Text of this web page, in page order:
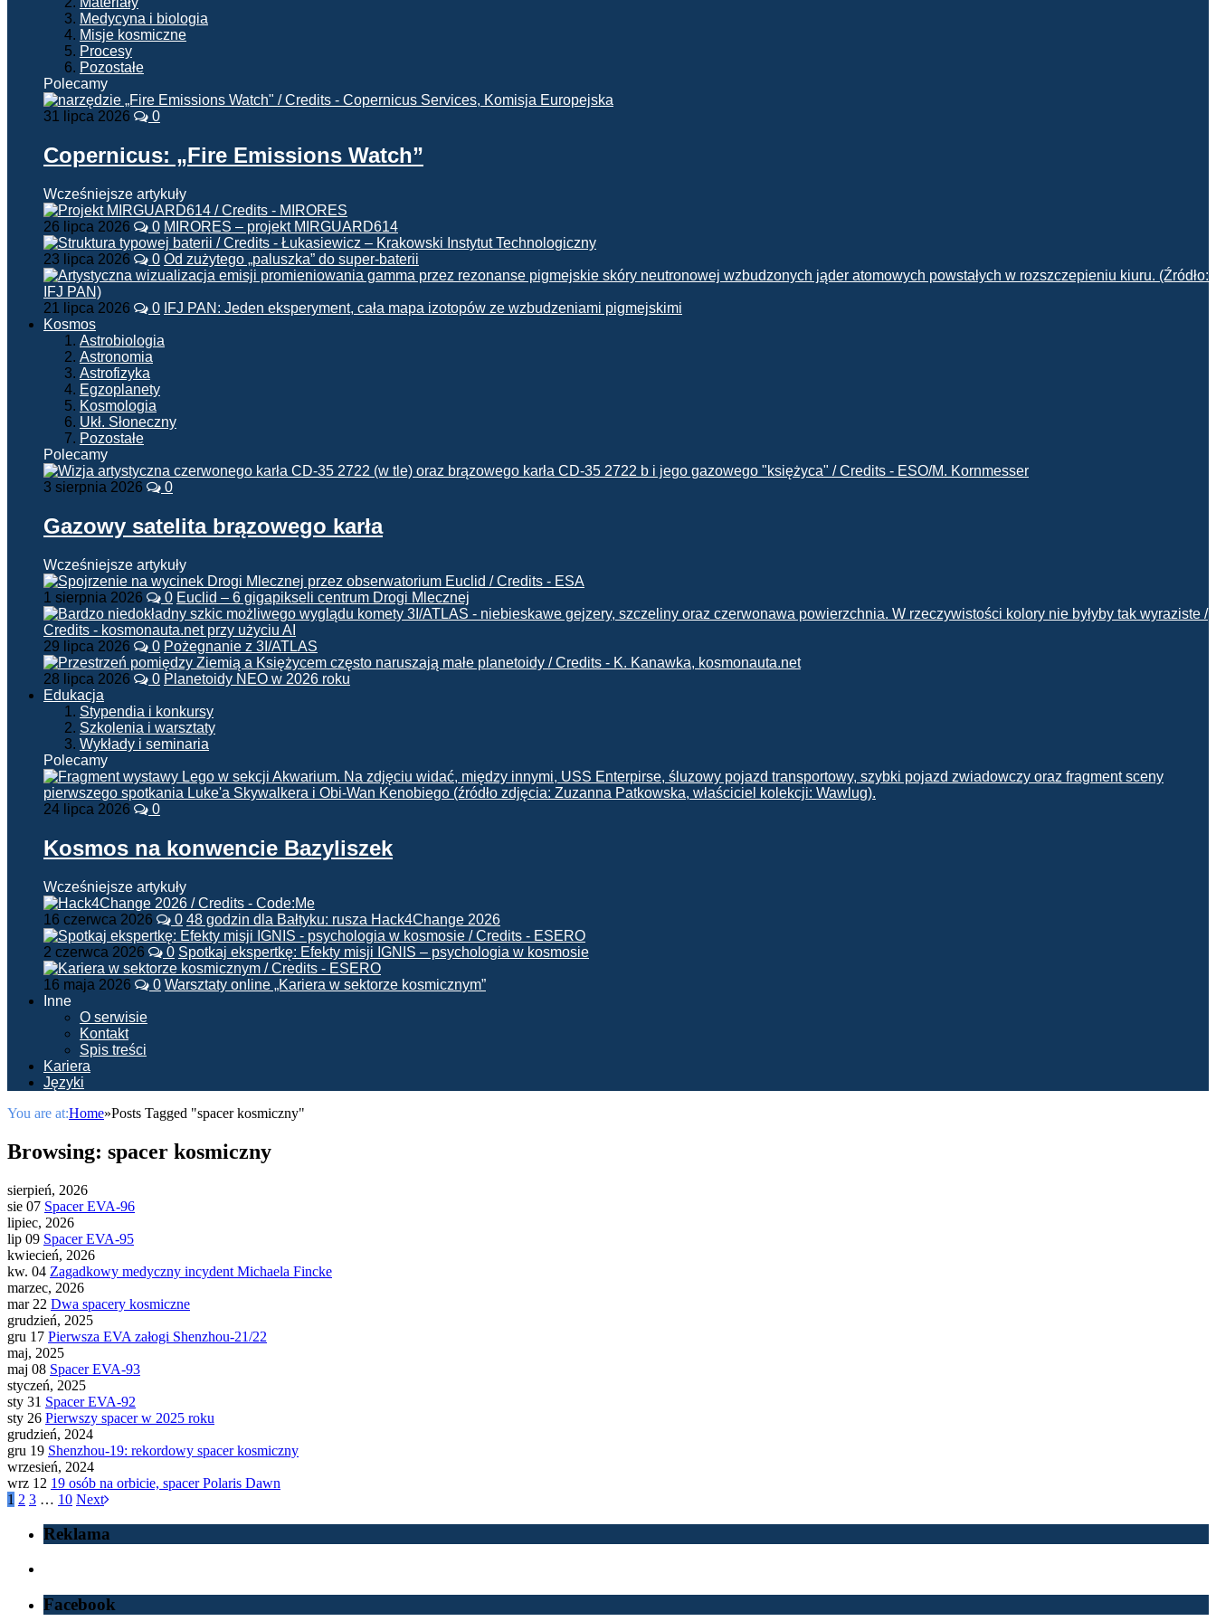
Medycyna i biologia
Misje kosmiczne
Procesy
Pozostałe
Polecamy
31 lipca 2026 0
Copernicus: „Fire Emissions Watch”
Wcześniejsze artykuły
26 lipca 2026 0 MIRORES – projekt MIRGUARD614
23 lipca 2026 0 Od zużytego „paluszka” do super-baterii
21 lipca 2026 0 IFJ PAN: Jeden eksperyment, cała mapa izotopów ze wzbudzeniami pigmejskimi
Kosmos
Astrobiologia
Astronomia
Astrofizyka
Egzoplanety
Kosmologia
Ukł. Słoneczny
Pozostałe
Polecamy
3 sierpnia 2026 0
Gazowy satelita brązowego karła
Wcześniejsze artykuły
1 sierpnia 2026 0 Euclid – 6 gigapikseli centrum Drogi Mlecznej
29 lipca 2026 0 Pożegnanie z 3I/ATLAS
28 lipca 2026 0 Planetoidy NEO w 2026 roku
Edukacja
Stypendia i konkursy
Szkolenia i warsztaty
Wykłady i seminaria
Polecamy
24 lipca 2026 0
Kosmos na konwencie Bazyliszek
Wcześniejsze artykuły
16 czerwca 2026 0 48 godzin dla Bałtyku: rusza Hack4Change 2026
2 czerwca 2026 0 Spotkaj ekspertkę: Efekty misji IGNIS – psychologia w kosmosie
16 maja 2026 0 Warsztaty online „Kariera w sektorze kosmicznym”
Inne
O serwisie
Kontakt
Spis treści
Kariera
Języki
You are at:Home»Posts Tagged "spacer kosmiczny"
Browsing: spacer kosmiczny
sierpień, 2026
sie 07 Spacer EVA-96
lipiec, 2026
lip 09 Spacer EVA-95
kwiecień, 2026
kw. 04 Zagadkowy medyczny incydent Michaela Fincke
marzec, 2026
mar 22 Dwa spacery kosmiczne
grudzień, 2025
gru 17 Pierwsza EVA załogi Shenzhou-21/22
maj, 2025
maj 08 Spacer EVA-93
styczeń, 2025
sty 31 Spacer EVA-92
sty 26 Pierwszy spacer w 2025 roku
grudzień, 2024
gru 19 Shenzhou-19: rekordowy spacer kosmiczny
wrzesień, 2024
wrz 12 19 osób na orbicie, spacer Polaris Dawn
1 2 3 … 10 Next
Reklama
Facebook